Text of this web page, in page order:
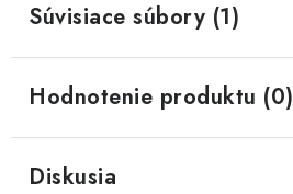
Súvisiace súbory (1)
Hodnotenie produktu (0)
Diskusia